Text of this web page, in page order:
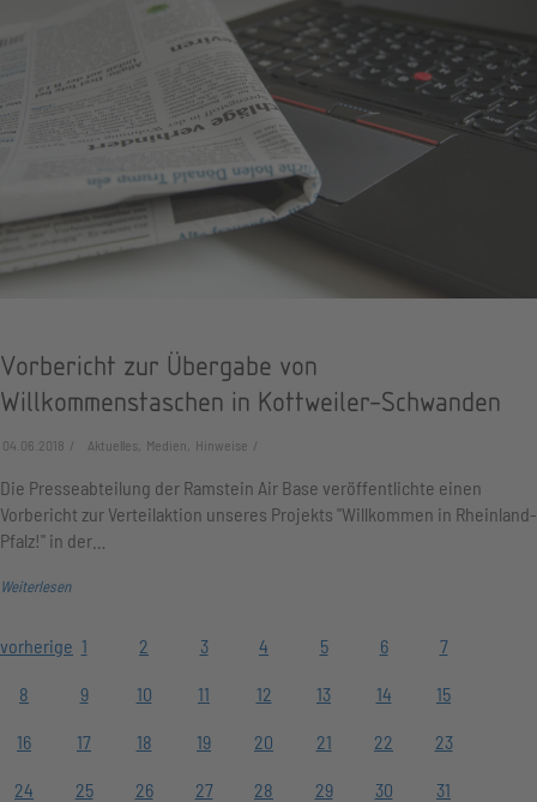
Vorbericht zur Übergabe von
Willkommenstaschen in Kottweiler-Schwanden
04.06.2018 Aktuelles, Medien, Hinweise
Die Presseabteilung der Ramstein Air Base veröffentlichte einen
Vorbericht zur Verteilaktion unseres Projekts "Willkommen in Rheinland-
Pfalz!" in der…
Weiterlesen
vorherige 1 2 3 4 5 6 7
8 9 10 11 12 13 14 15
16 17 18 19 20 21 22 23
24 25 26 27 28 29 30 31